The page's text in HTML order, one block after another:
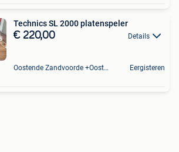
Technics SL 2000 platenspeler
€ 220,00 Details
Oostende Zandvoorde +Oostende Eergisteren